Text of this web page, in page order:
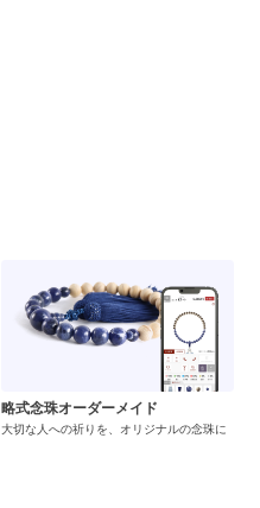
略式念珠オーダーメイド
大切な人への祈りを、オリジナルの念珠に